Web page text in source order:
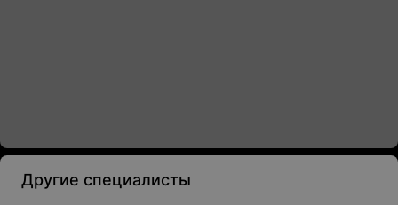
Другие специалисты